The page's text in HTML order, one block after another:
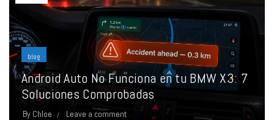
blog
Android Auto No Funciona en tu BMW X3: 7
Soluciones Comprobadas
By Chloe Leave a comment